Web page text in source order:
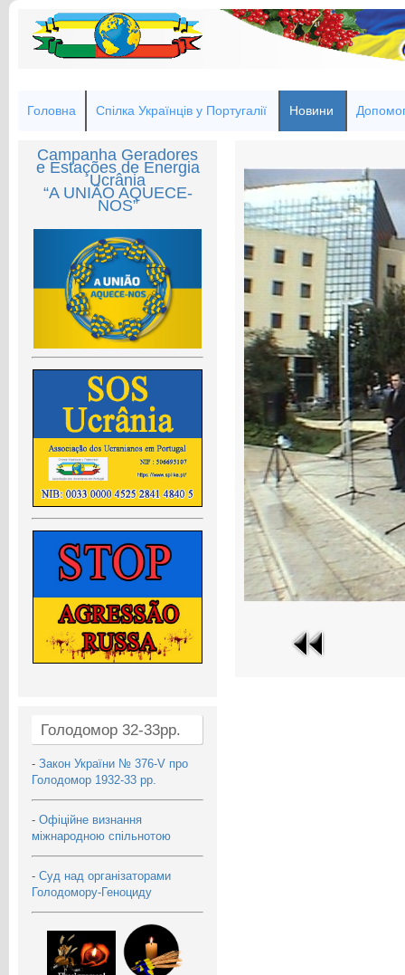
Головна Спілка Українців у Португалії Новини
Campanha Geradores
e Estações de Energia
Ucrânia
“A UNIÃO AQUECE-
NOS”
Голодомор 32-33рр.
- Закон України № 376-V про
Голодомор 1932-33 рр.
- Офіційне визнання
міжнародною спільнотою
- Суд над організаторами
Голодомору-Геноциду